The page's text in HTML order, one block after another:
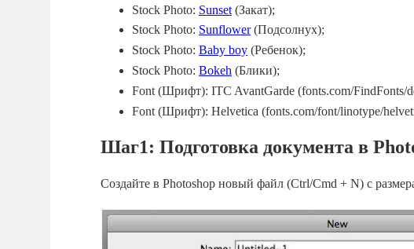
Stock Photo: Sunset (Закат);
Stock Photo: Sunflower(Подсолнух);
Stock Photo: Baby boy (Ребенок);
Stock Photo: Bokeh (Блики);
Font (Шрифт): ITC AvantGarde (fonts.com/FindFonts/
Font (Шрифт): Helvetica (fonts.com/font/linotype/
Шаг1: Подготовка документа в
Создайте в Photoshop новый файл (Ctrl/Cmd + N) с